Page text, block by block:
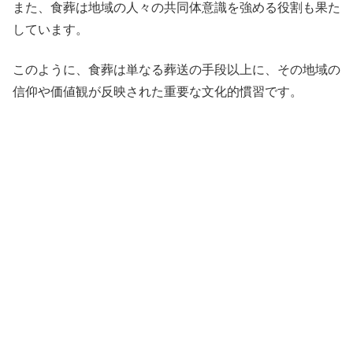
また、食葬は地域の人々の共同体意識を強める役割も果た
しています。
このように、食葬は単なる葬送の手段以上に、その地域の
信仰や価値観が反映された重要な文化的慣習です。